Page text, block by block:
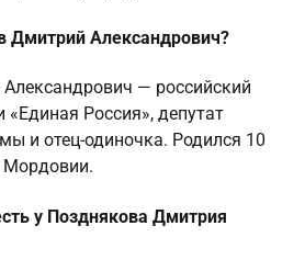
Дмитрий Александрович?
— российский
«Единая Россия», депутат
и отец-одиночка. Родился 10
Мордовии.
у Позднякова Дмитрия